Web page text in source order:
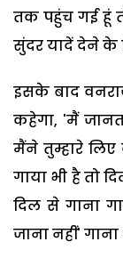
तक पहुंच गई हूं
सुंदर यादें देने के
इसके बाद
कहेगा, 'मैं
मैंने तुम्हारे
गाया भी है तो
दिल से गाना
जाना नहीं'